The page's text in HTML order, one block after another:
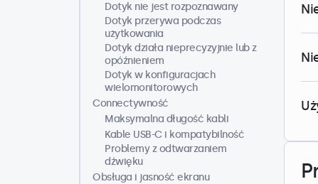
Dotyk nie jest rozpoznawany
Dotyk przerywa podczas
użytkowania
Dotyk działa nieprecyzyjnie lub z
opóźnieniem
Dotyk w konfiguracjach
wielomonitorowych
Connectywność
Maksymalna długość kabli
Kable USB-C i kompatybilność
Problemy z odtwarzaniem
dźwięku
Obsługa i jasność ekranu